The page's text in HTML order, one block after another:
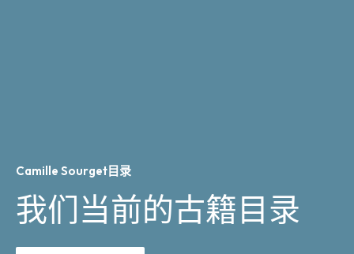
Camille Sourget目录
我们当前的古籍目录